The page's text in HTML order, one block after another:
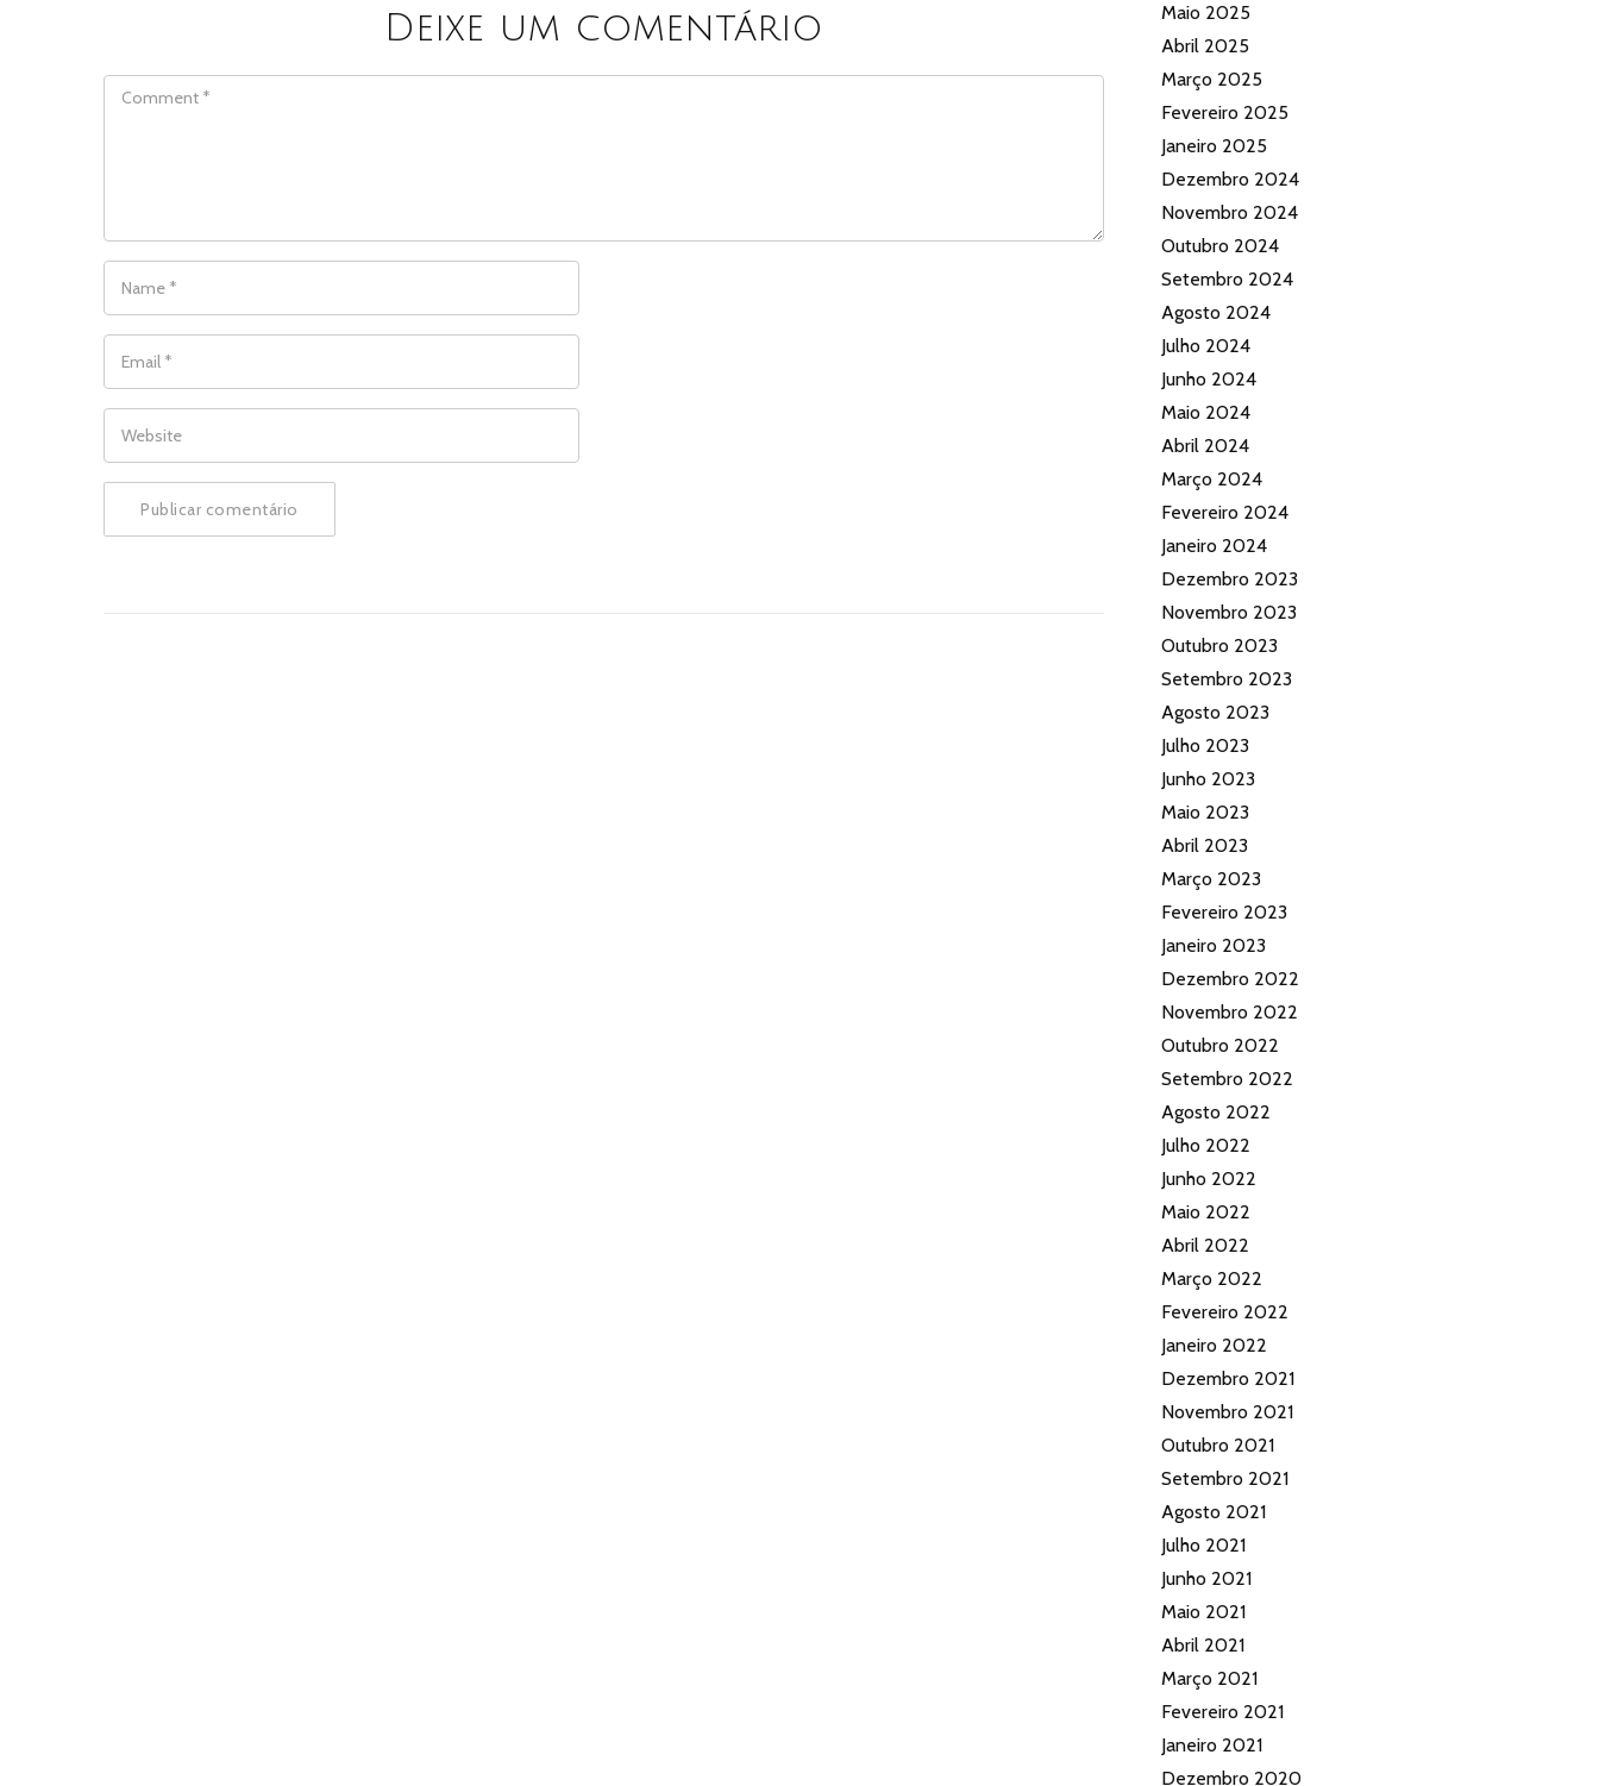
Deixe um comentário
Maio 2025
Abril 2025
Março 2025
Fevereiro 2025
Janeiro 2025
Dezembro 2024
Novembro 2024
Outubro 2024
Setembro 2024
Agosto 2024
Julho 2024
Junho 2024
Maio 2024
Abril 2024
Março 2024
Fevereiro 2024
Janeiro 2024
Dezembro 2023
Novembro 2023
Outubro 2023
Setembro 2023
Agosto 2023
Julho 2023
Junho 2023
Maio 2023
Abril 2023
Março 2023
Fevereiro 2023
Janeiro 2023
Dezembro 2022
Novembro 2022
Outubro 2022
Setembro 2022
Agosto 2022
Julho 2022
Junho 2022
Maio 2022
Abril 2022
Março 2022
Fevereiro 2022
Janeiro 2022
Dezembro 2021
Novembro 2021
Outubro 2021
Setembro 2021
Agosto 2021
Julho 2021
Junho 2021
Maio 2021
Abril 2021
Março 2021
Fevereiro 2021
Janeiro 2021
Dezembro 2020